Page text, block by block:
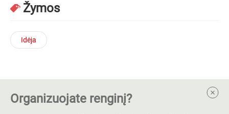
Žymos
Idėja
Organizuojate renginį?